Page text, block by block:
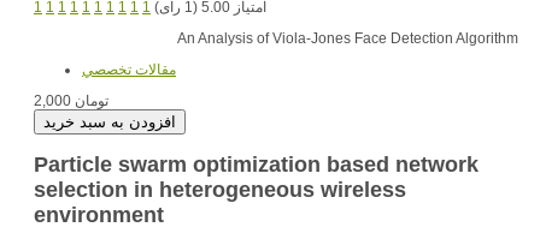
1 1 1 1 1 1 1 1 1 1
امتیاز 5.00 (1 رای)
An Analysis of Viola-Jones Face Detection Algorithm
مقالات تخصصي
2,000 تومان
Particle swarm optimization based network
selection in heterogeneous wireless
environment